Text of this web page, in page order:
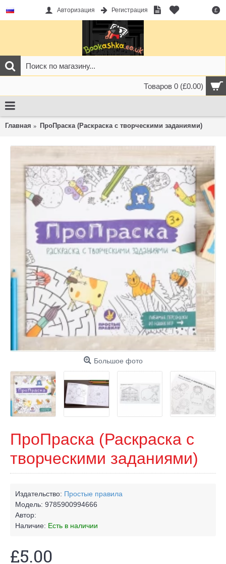
£
Авторизация Регистрация
Товаров 0 (£0.00)
Главная ПроПраска (Раскраска с творческими заданиями)
Большое фото
ПроПраска (Раскраска с
творческими заданиями)
Издательство: Простые правила
Модель: 9785900994666
Автор:
Наличие: Есть в наличии
£5.00